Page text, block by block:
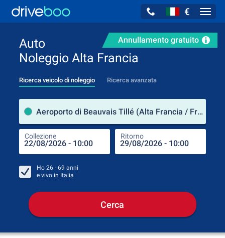
€
Annullamento gratuito
Auto
Noleggio Alta Francia
Ricerca veicolo di noleggio Ricerca avanzata
Aeroporto di Beauvais Tillé (Alta Francia / Francia)
Collezione Ritorno
Ho 26 - 69 anni
e vivo in Italia
Cerca